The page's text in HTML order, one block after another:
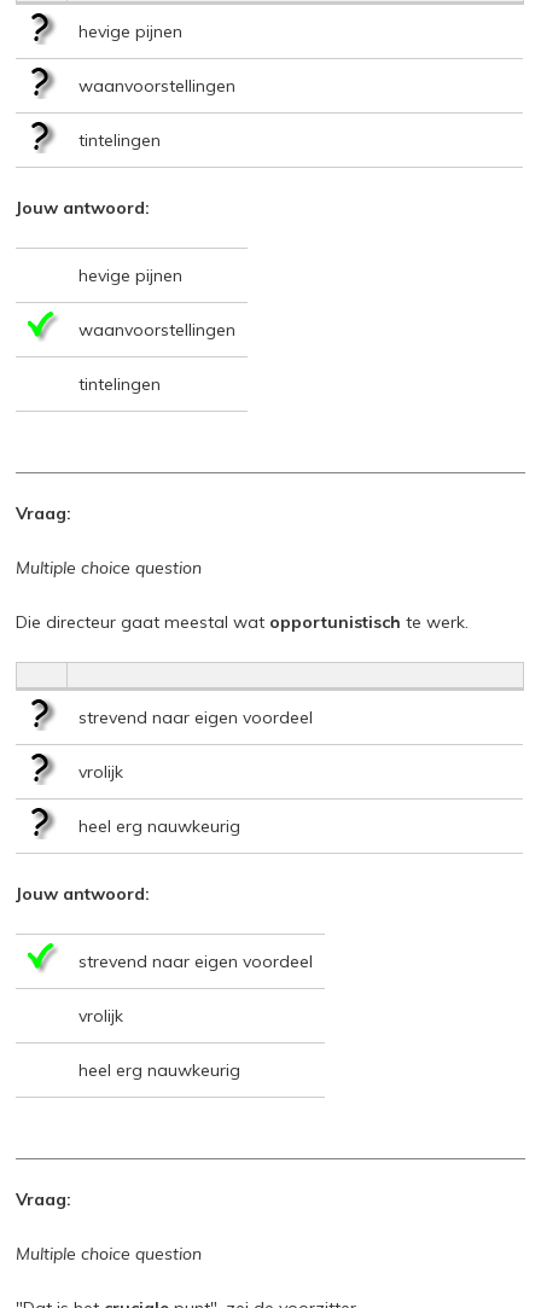
hevige pijnen
waanvoorstellingen
tintelingen
Jouw antwoord:
hevige pijnen
waanvoorstellingen
tintelingen
Vraag:
Multiple choice question
Die directeur gaat meestal wat opportunistisch te werk.
strevend naar eigen voordeel
vrolijk
heel erg nauwkeurig
Jouw antwoord:
strevend naar eigen voordeel
vrolijk
heel erg nauwkeurig
Vraag:
Multiple choice question